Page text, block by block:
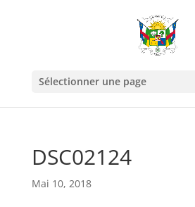
Sélectionner une page
DSC02124
Mai 10, 2018